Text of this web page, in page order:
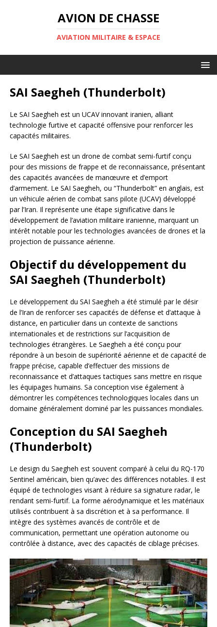
AVION DE CHASSE
AVIATION MILITAIRE & ESPACE
SAI Saegheh (Thunderbolt)
Le SAI Saegheh est un UCAV innovant iranien, alliant
technologie furtive et capacité offensive pour renforcer les
capacités militaires.
Le SAI Saegheh est un drone de combat semi-furtif conçu
pour des missions de frappe et de reconnaissance, présentant
des capacités avancées de manœuvre et d’emport
d’armement. Le SAI Saegheh, ou “Thunderbolt” en anglais, est
un véhicule aérien de combat sans pilote (UCAV) développé
par l’Iran. Il représente une étape significative dans le
développement de l’aviation militaire iranienne, marquant un
intérêt notable pour les technologies avancées de drones et la
projection de puissance aérienne.
Objectif du développement du
SAI Saegheh (Thunderbolt)
Le développement du SAI Saegheh a été stimulé par le désir
de l’Iran de renforcer ses capacités de défense et d’attaque à
distance, en particulier dans un contexte de sanctions
internationales et de restrictions sur l’acquisition de
technologies étrangères. Le Saegheh a été conçu pour
répondre à un besoin de supériorité aérienne et de capacité de
frappe précise, capable d’effectuer des missions de
reconnaissance et d’attaques tactiques sans mettre en risque
les équipages humains. Sa conception vise également à
démontrer les compétences technologiques locales dans un
domaine généralement dominé par les puissances mondiales.
Conception du SAI Saegheh
(Thunderbolt)
Le design du Saegheh est souvent comparé à celui du RQ-170
Sentinel américain, bien qu’avec des différences notables. Il est
équipé de technologies visant à réduire sa signature radar, le
rendant semi-furtif. La forme aérodynamique et les matériaux
utilisés contribuent à sa discrétion et à sa performance. Il
intègre des systèmes avancés de contrôle et de
communication, permettant une opération autonome ou
contrôlée à distance, avec des capacités de ciblage précises.